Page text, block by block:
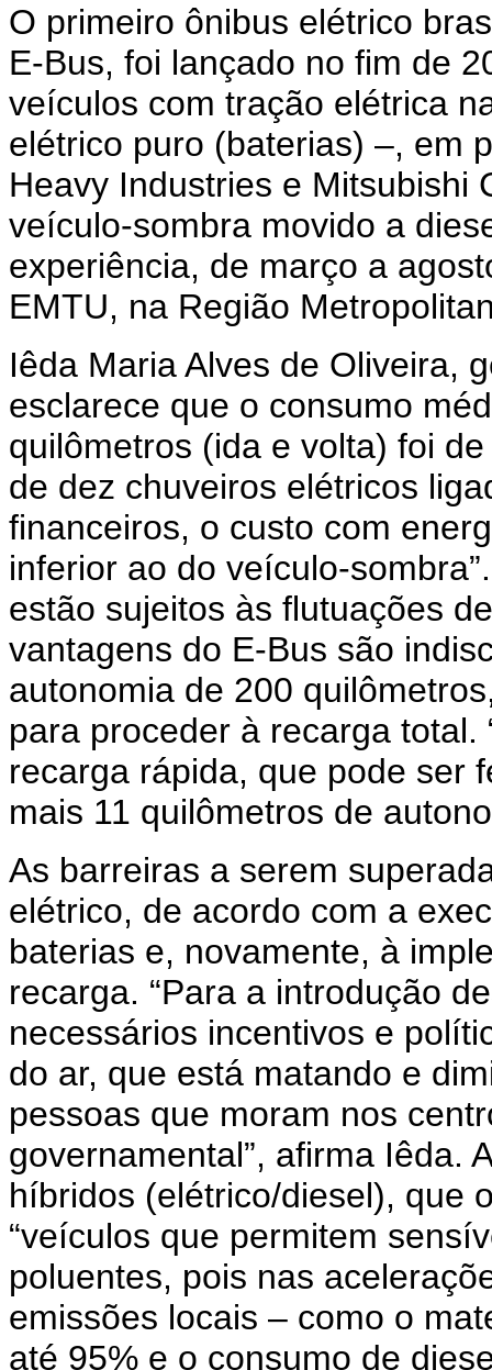
O primeiro ônibus elétrico
E-Bus, foi lançado no fim de
veículos com tração elétrica
elétrico puro (baterias) –, em
Heavy Industries e Mitsubishi
veículo-sombra movido a
experiência, de março a
EMTU, na Região
Iêda Maria Alves de Oliveira,
esclarece que o consumo
quilômetros (ida e volta) foi
de dez chuveiros elétricos
financeiros, o custo com
inferior ao do veículo-
estão sujeitos às flutuações
vantagens do E-Bus são
autonomia de 200
para proceder à recarga total.
recarga rápida, que pode ser
mais 11 quilômetros de
As barreiras a serem
elétrico, de acordo com a
baterias e, novamente, à
recarga. “Para a introdução
necessários incentivos e
do ar, que está matando e
pessoas que moram nos
governamental”, afirma Iêda.
híbridos (elétrico/diesel), que
“veículos que permitem
poluentes, pois nas
emissões locais – como o
até 95% e o consumo de